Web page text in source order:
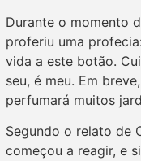
Durante o momento
proferiu uma
vida a este botão.
seu, é meu. Em
perfumará muitos
Segundo o relato de
começou a reagir, e